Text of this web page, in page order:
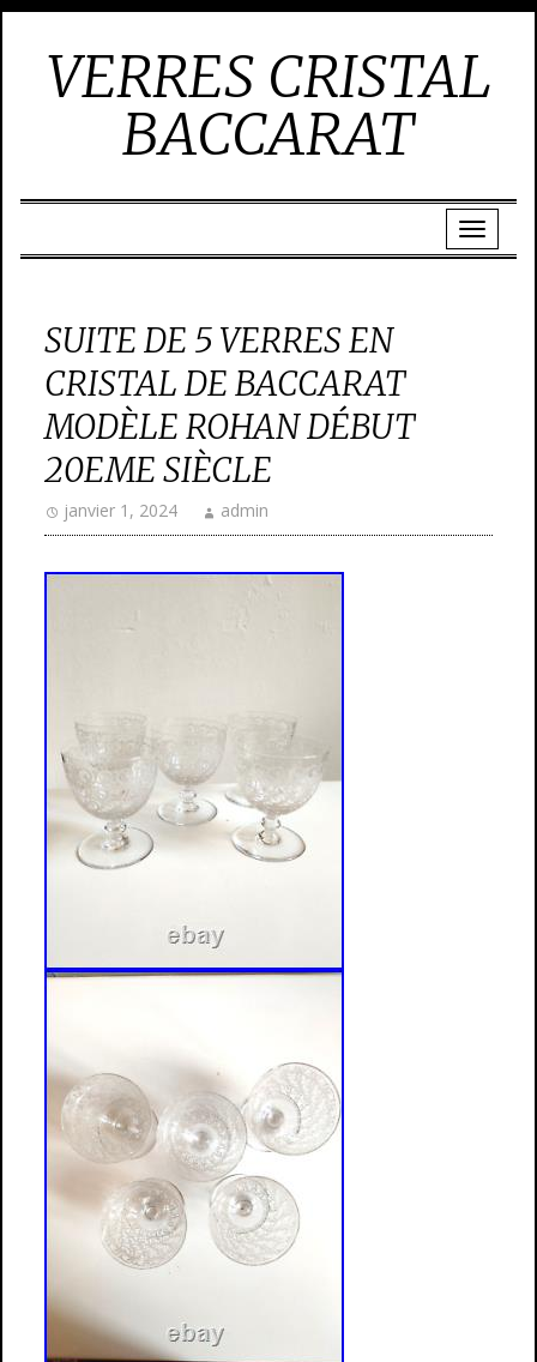
VERRES CRISTAL
BACCARAT
SUITE DE 5 VERRES EN
CRISTAL DE BACCARAT
MODÈLE ROHAN DÉBUT
20EME SIÈCLE
janvier 1, 2024 admin